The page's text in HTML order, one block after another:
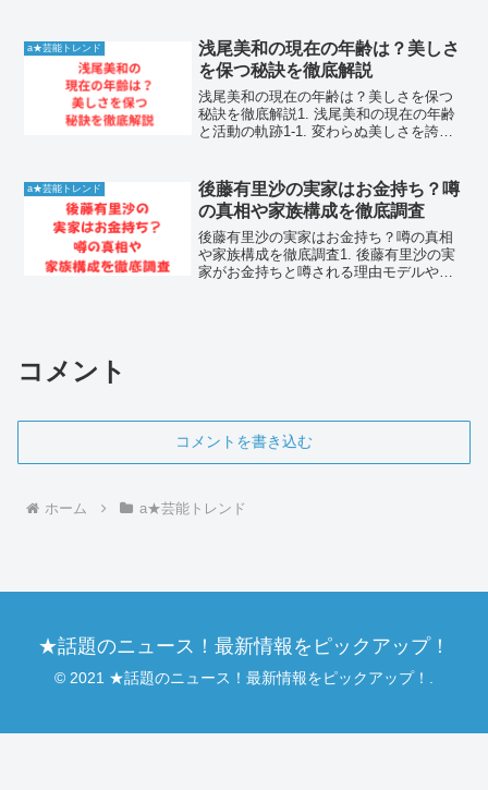
たのか、多くのファンが注目していま
す。この記事では、佐藤優羽...
a★芸能トレンド
浅尾美和の現在の年齢は？美しさ
を保つ秘訣を徹底解説
浅尾美和の現在の年齢は？美しさを保つ
秘訣を徹底解説1. 浅尾美和の現在の年齢
と活動の軌跡1-1. 変わらぬ美しさを誇る
タイルで日本中を魅了した浅尾美和さん
は、現在も年齢...
a★芸能トレンド
後藤有里沙の実家はお金持ち？噂
の真相や家族構成を徹底調査
後藤有里沙の実家はお金持ち？噂の真相
や家族構成を徹底調査1. 後藤有里沙の実
家がお金持ちと噂される理由モデルやタ
コメント
コメントを書き込む
ホーム a★芸能トレンド
★話題のニュース！最新情報をピックアップ！
© 2021 ★話題のニュース！最新情報をピックアップ！.